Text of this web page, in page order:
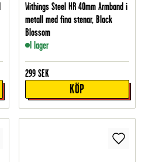
Withings Steel HR 40mm Armband i
metall med fina stenar, Black
Blossom
I lager
299 SEK
KÖP